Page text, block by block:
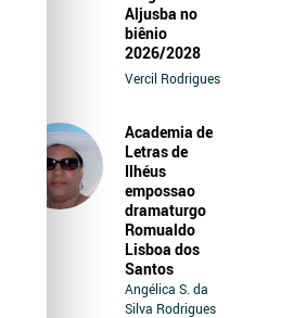
Aljusba no
biênio
2026/2028
Vercil Rodrigues
Academia de
Letras de
Ilhéus
empossao
dramaturgo
Romualdo
Lisboa dos
Santos
Angélica S. da
Silva Rodrigues